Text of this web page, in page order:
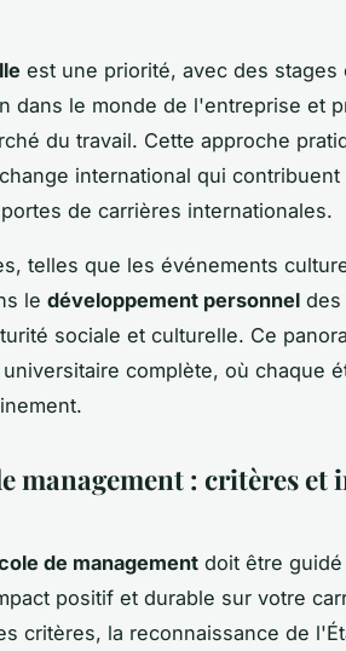
est une priorité, avec des stages
dans le monde de l'entreprise et
du travail. Cette approche
international qui
de carrières internationales.
telles que les événements
le développement personnel des
sociale et culturelle. Ce
complète, où chaque
management : critères et
de management doit être
positif et durable sur votre
critères, la reconnaissance de